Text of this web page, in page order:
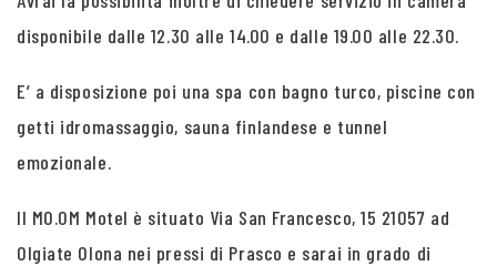
disponibile dalle 12.30 alle 14.00 e dalle 19.00 alle 22.30.
E’ a disposizione poi una spa con bagno turco, piscine con
getti idromassaggio, sauna finlandese e tunnel
emozionale.
Il MO.OM Motel è situato Via San Francesco, 15 21057 ad
Olgiate Olona nei pressi di Prasco e sarai in grado di